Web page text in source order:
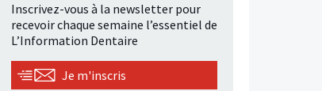
Inscrivez-vous à la newsletter pour
recevoir chaque semaine l’essentiel de
L’Information Dentaire
Je m'inscris